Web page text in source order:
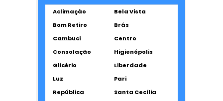
Aclimação
Bela Vista
Bom Retiro
Brás
Cambuci
Centro
Consolação
Higienópolis
Glicério
Liberdade
Luz
Pari
República
Santa Cecília